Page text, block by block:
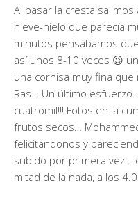
Al pasar la cresta
nieve-hielo que parecía
minutos pensábamos
así unos 8-10 veces 😉
una cornisa muy fina
Ras… Un último
cuatromil!!! Fotos en la
frutos secos…
felicitándonos y
subido por primera vez…
mitad de la nada, a los